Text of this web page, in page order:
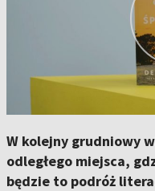
W kolejny grudniowy
odległego miejsca,
będzie to podróż